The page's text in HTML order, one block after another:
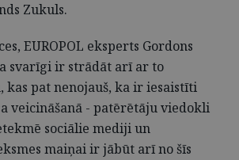
Zukuls.
EUROPOL eksperts Gordons
svarīgi ir strādāt arī ar to
kas pat nenojauš, ka ir iesaistīti
veicināšanā - patērētāju viedokli
sociālie mediji un
maiņai ir jābūt arī no šīs